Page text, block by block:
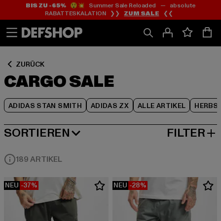
Zum
Inhalt
springen
Zum
Fußzeile
springen
BIS ZU -65%😲💥 Summer Sale Reloaded — absolute
RABATTESKALATION ❯❯ ZUM SALE ❮❮
ZURÜCK
CARGO SALE
ADIDAS STAN SMITH ADIDAS ZX ALLE ARTIKEL
Zum
Produktraster
springen
SORTIEREN
BELIEBTESTE FILTER
189 ARTIKEL
NEU -37% NEU -28%